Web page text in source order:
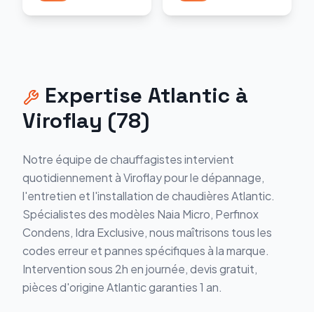
Expertise Atlantic à
Viroflay (78)
Notre équipe de chauffagistes intervient
quotidiennement àViroflaypour le dépannage,
l'entretien et l'installation de chaudièresAtlantic.
Spécialistes des modèles Naia Micro, Perfinox
Condens, Idra Exclusive, nous maîtrisons tous les
codes erreur et pannes spécifiques à la marque.
Intervention sous 2h en journée, devis gratuit,
pièces d'origineAtlanticgaranties 1 an.